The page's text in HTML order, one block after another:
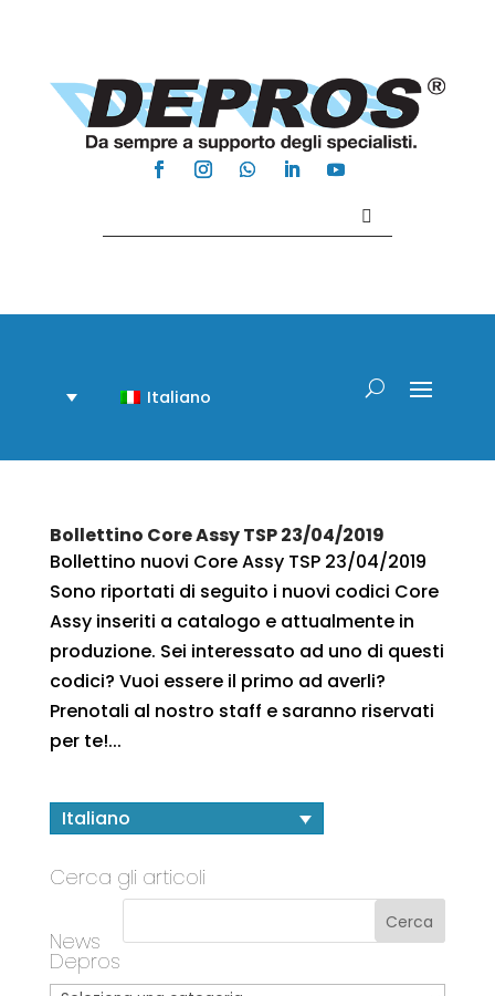
Italiano
Bollettino Core Assy TSP 23/04/2019
Bollettino nuovi Core Assy TSP 23/04/2019
Sono riportati di seguito i nuovi codici Core
Assy inseriti a catalogo e attualmente in
produzione. Sei interessato ad uno di questi
codici? Vuoi essere il primo ad averli?
Prenotali al nostro staff e saranno riservati
per te!...
Italiano
Cerca gli articoli
News
Depros